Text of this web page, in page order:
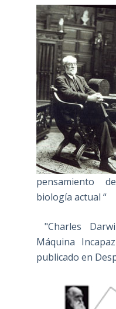
pensamiento
biología actual “
"Charles
Máquina
publicado en